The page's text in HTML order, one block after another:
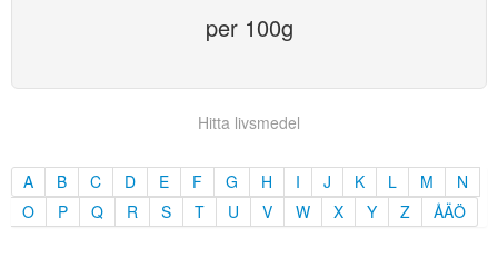
per 100g
Hitta livsmedel
A B C D E F G H I J K L M
N
O
P Q R S T U V W X Y Z ÅÄÖ